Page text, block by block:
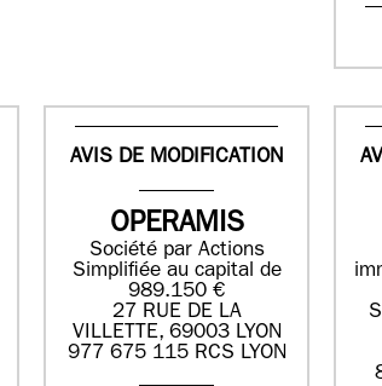
AVIS DE MODIFICATION
OPERAMIS
Société par Actions
Simplifiée au capital de
989.150 €
27 RUE DE LA
VILLETTE, 69003 LYON
977 675 115 RCS LYON